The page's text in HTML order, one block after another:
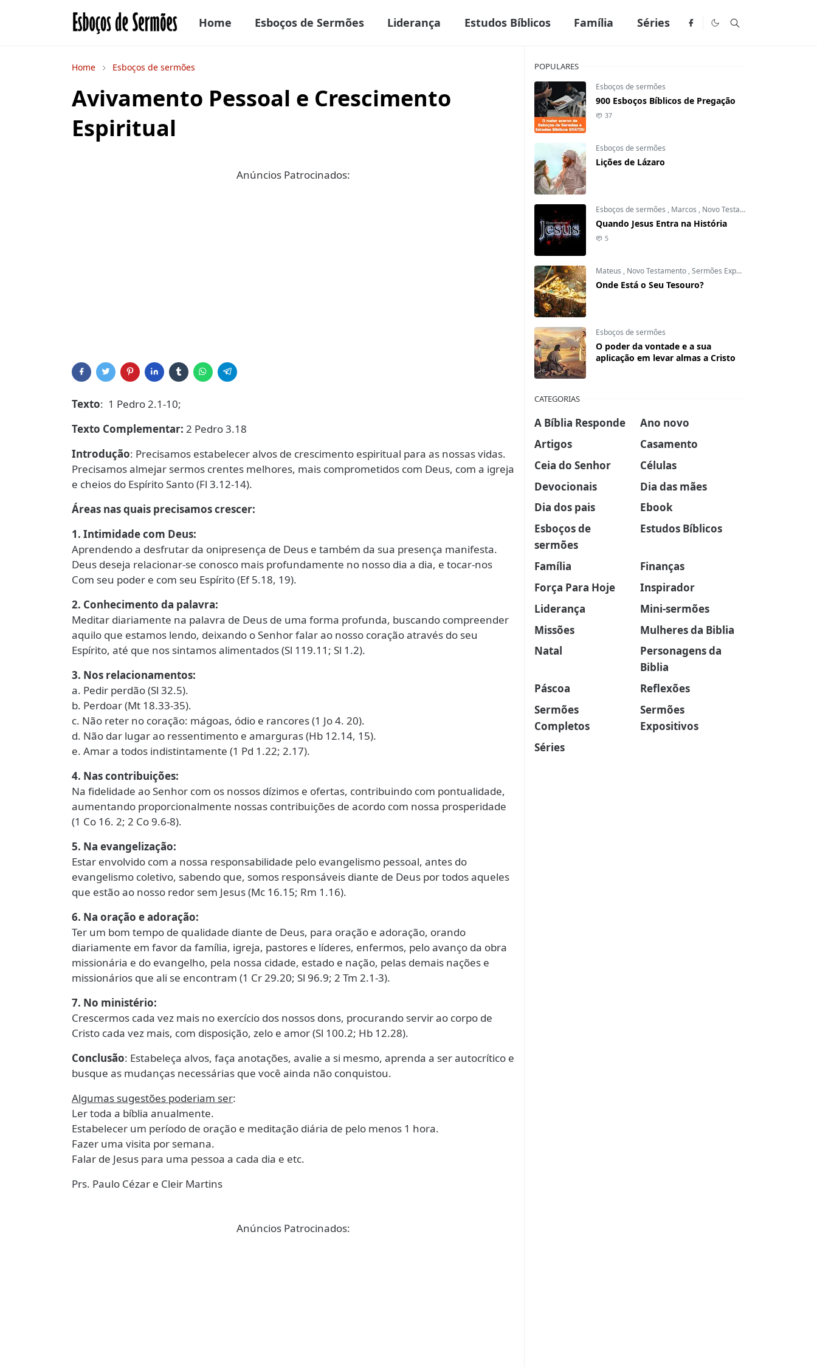
Home Esboços de Sermões Liderança Estudos Bíblicos Família Séries
Home Esboços de sermões
Avivamento Pessoal e Crescimento
Espiritual
Anúncios Patrocinados:
Texto: 1 Pedro 2.1-10;
Texto Complementar: 2 Pedro 3.18
Introdução: Precisamos estabelecer alvos de crescimento espiritual para as nossas vidas.
Precisamos almejar sermos crentes melhores, mais comprometidos com Deus, com a igreja
e cheios do Espírito Santo (Fl 3.12-14).
Áreas nas quais precisamos crescer:
1. Intimidade com Deus:
Aprendendo a desfrutar da onipresença de Deus e também da sua presença manifesta.
Deus deseja relacionar-se conosco mais profundamente no nosso dia a dia, e tocar-nos
Com seu poder e com seu Espírito (Ef 5.18, 19).
2. Conhecimento da palavra:
Meditar diariamente na palavra de Deus de uma forma profunda, buscando compreender
aquilo que estamos lendo, deixando o Senhor falar ao nosso coração através do seu
Espírito, até que nos sintamos alimentados (Sl 119.11; Sl 1.2).
3. Nos relacionamentos:
a. Pedir perdão (Sl 32.5).
b. Perdoar (Mt 18.33-35).
c. Não reter no coração: mágoas, ódio e rancores (1 Jo 4. 20).
d. Não dar lugar ao ressentimento e amarguras (Hb 12.14, 15).
e. Amar a todos indistintamente (1 Pd 1.22; 2.17).
4. Nas contribuições:
Na fidelidade ao Senhor com os nossos dízimos e ofertas, contribuindo com pontualidade,
aumentando proporcionalmente nossas contribuições de acordo com nossa prosperidade
(1 Co 16. 2; 2 Co 9.6-8).
5. Na evangelização:
Estar envolvido com a nossa responsabilidade pelo evangelismo pessoal, antes do
evangelismo coletivo, sabendo que, somos responsáveis diante de Deus por todos aqueles
que estão ao nosso redor sem Jesus (Mc 16.15; Rm 1.16).
6. Na oração e adoração:
Ter um bom tempo de qualidade diante de Deus, para oração e adoração, orando
diariamente em favor da família, igreja, pastores e líderes, enfermos, pelo avanço da obra
missionária e do evangelho, pela nossa cidade, estado e nação, pelas demais nações e
missionários que ali se encontram (1 Cr 29.20; Sl 96.9; 2 Tm 2.1-3).
7. No ministério:
Crescermos cada vez mais no exercício dos nossos dons, procurando servir ao corpo de
Cristo cada vez mais, com disposição, zelo e amor (Sl 100.2; Hb 12.28).
Conclusão: Estabeleça alvos, faça anotações, avalie a si mesmo, aprenda a ser autocrítico e
busque as mudanças necessárias que você ainda não conquistou.
Algumas sugestões poderiam ser:
Ler toda a bíblia anualmente.
Estabelecer um período de oração e meditação diária de pelo menos 1 hora.
Fazer uma visita por semana.
Falar de Jesus para uma pessoa a cada dia e etc.
Prs. Paulo Cézar e Cleir Martins
Anúncios Patrocinados:
POPULARES
Esboços de sermões
900 Esboços Bíblicos de Pregação
37
Esboços de sermões
Lições de Lázaro
Esboços de sermões , Marcos , Novo Testamento
Quando Jesus Entra na História
5
Mateus , Novo Testamento ,Sermões Expositivos
Onde Está o Seu Tesouro?
Esboços de sermões
O poder da vontade e a sua
aplicação em levar almas a Cristo
CATEGORIAS
A Bíblia Responde
Ano novo
Artigos
Casamento
Ceia do Senhor
Células
Devocionais
Dia das mães
Dia dos pais
Ebook
Esboços de
sermões
Estudos Bíblicos
Família
Finanças
Força Para Hoje
Inspirador
Liderança
Mini-sermões
Missões
Mulheres da Biblia
Natal
Personagens da
Biblia
Páscoa
Reflexões
Sermões
Completos
Sermões
Expositivos
Séries